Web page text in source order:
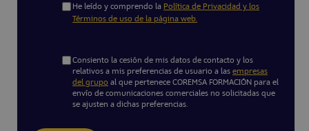
He leído y comprendo la Política de Privacidad y los
Términos de uso de la página web.
Consiento la cesión de mis datos de contacto y los
relativos a mis preferencias de usuario a las empresas
del grupo al que pertenece COREMSA FORMACIÓN para el
envío de comunicaciones comerciales no solicitadas que
se ajusten a dichas preferencias.